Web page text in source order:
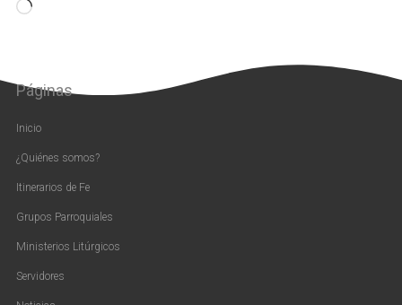
Cargando...
Páginas
Inicio
¿Quiénes somos?
Itinerarios de Fe
Grupos Parroquiales
Ministerios Litúrgicos
Servidores